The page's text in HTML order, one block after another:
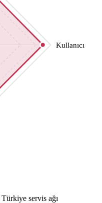
Kullanıcı
servis ağı